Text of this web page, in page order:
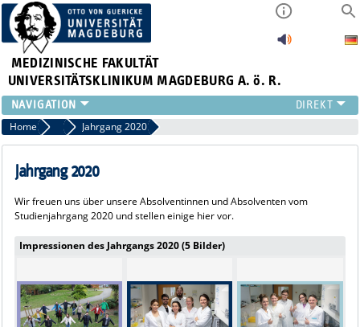
MEDIZINISCHE FAKULTÄT
UNIVERSITÄTSKLINIKUM MAGDEBURG A. ö. R.
INSTITUTE
KLINIKEN
ZENTRALE EINRICHTUNGEN
PRESSE
ÜBER UNS
INTERNATIONAL
Home AlumniJahrgang 2020
Jahrgang 2020
Wir freuen uns über unsere Absolventinnen und Absolventen vom
Studienjahrgang 2020 und stellen einige hier vor.
Impressionen des Jahrgangs 2020 (5 Bilder)